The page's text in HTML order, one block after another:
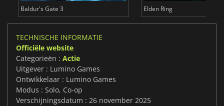
Baldur's Gate 3 Elden Ring
TECHNISCHE INFORMATIE
Officiële website
Categorieën : Actie
Uitgever : Lumino Games
Ontwikkelaar : Lumino Games
Modus : Solo, Co-op
Verschijningsdatum : 26 november 2025